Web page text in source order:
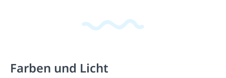
Farben und Licht